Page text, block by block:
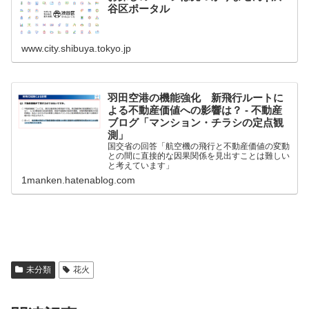
谷区ポータル
www.city.shibuya.tokyo.jp
羽田空港の機能強化 新飛行ルートに
よる不動産価値への影響は？ - 不動産
ブログ「マンション・チラシの定点観
測」
国交省の回答「航空機の⾶⾏と不動産価値の変動
との間に直接的な因果関係を⾒出すことは難しい
と考えています」
1manken.hatenablog.com
未分類 花火